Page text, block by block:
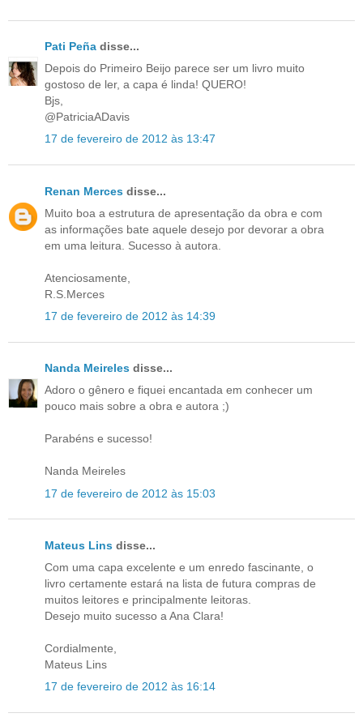
Pati Peña disse...
Depois do Primeiro Beijo parece ser um livro muito
gostoso de ler, a capa é linda! QUERO!
Bjs,
@PatriciaADavis
17 de fevereiro de 2012 às 13:47
Renan Merces disse...
Muito boa a estrutura de apresentação da obra e com
as informações bate aquele desejo por devorar a obra
em uma leitura. Sucesso à autora.
Atenciosamente,
R.S.Merces
17 de fevereiro de 2012 às 14:39
Nanda Meireles disse...
Adoro o gênero e fiquei encantada em conhecer um
pouco mais sobre a obra e autora ;)
Parabéns e sucesso!
Nanda Meireles
17 de fevereiro de 2012 às 15:03
Mateus Lins disse...
Com uma capa excelente e um enredo fascinante, o
livro certamente estará na lista de futura compras de
muitos leitores e principalmente leitoras.
Desejo muito sucesso a Ana Clara!
Cordialmente,
Mateus Lins
17 de fevereiro de 2012 às 16:14